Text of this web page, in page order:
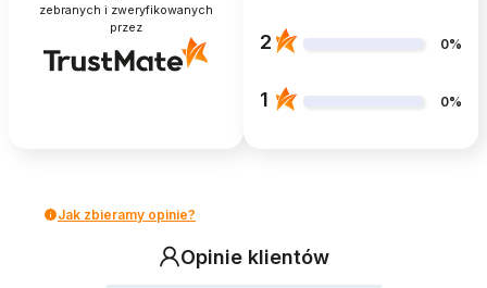
zebranych i zweryfikowanych
przez
2 0%
1 0%
Jak zbieramy opinie?
Opinie klientów